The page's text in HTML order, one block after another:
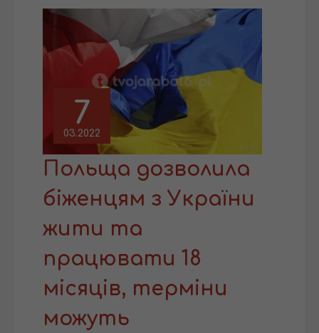
7
03.2022
Польща дозволила
біженцям з України
жити та
працювати 18
місяців, терміни
можуть